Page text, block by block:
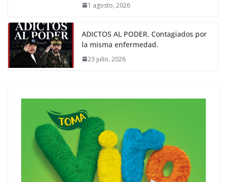
1 agosto, 2026
ADICTOS AL PODER. Contagiados por
la misma enfermedad.
23 julio, 2026